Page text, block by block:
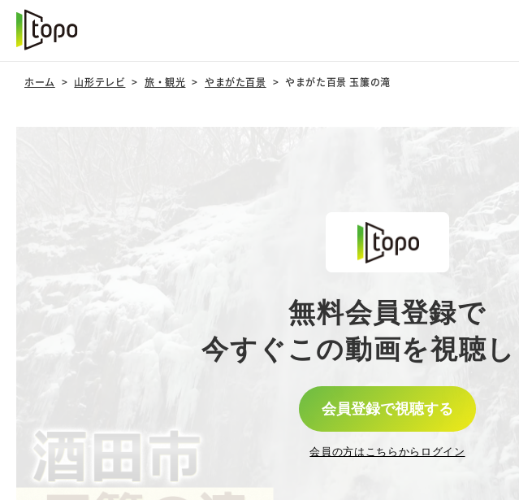
ホーム 山形テレビ 旅・観光 やまがた百景 やまがた百景 玉簾の滝
無料会員登録で
今すぐこの動画を視聴し
会員登録で視聴する
会員の方はこちらからログイン